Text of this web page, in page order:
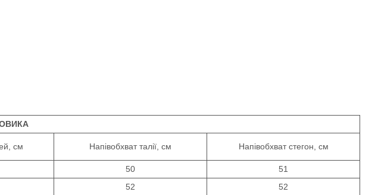
см Напівобхват талії, см Напівобхват стегон, см
50
51
52
52